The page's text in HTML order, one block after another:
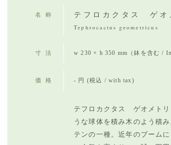
名称 テフロカクタス ゲオ
Tephrocactus geometricus
寸法 w 230 × h 350 mm（鉢を含む /
価格 - 円 (税込 / with tax)
テフロカクタス ゲオメトリ
うな球体を積み木のよう積
テンの一種。近年のブーム